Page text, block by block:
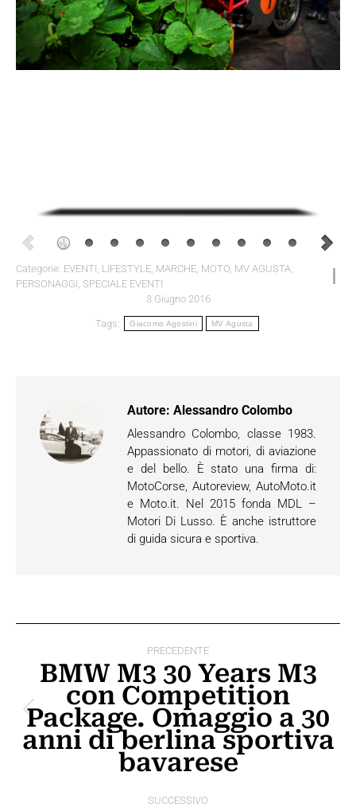
Categorie: EVENTI, LIFESTYLE, MARCHE, MOTO, MV AGUSTA,
PERSONAGGI, SPECIALE EVENTI
3 Giugno 2016
Tags: Giacomo Agostini MV Agusta
Autore: Alessandro Colombo
Alessandro Colombo, classe 1983.
Appassionato di motori, di aviazione
e del bello. È stato una firma di:
MotoCorse, Autoreview, AutoMoto.it
e Moto.it. Nel 2015 fonda MDL –
Motori Di Lusso. È anche istruttore
di guida sicura e sportiva.
tra
post
PRECEDENTE
Post
precedente:
BMW M3 30 Years M3
con Competition
Package. Omaggio a 30
anni di berlina sportiva
bavarese
SUCCESSIVO